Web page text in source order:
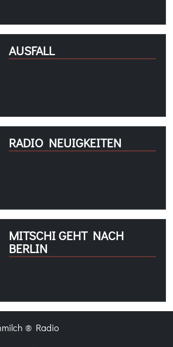
AUSFALL
RADIO NEUIGKEITEN
MITSCHI GEHT NACH
BERLIN
® Radio